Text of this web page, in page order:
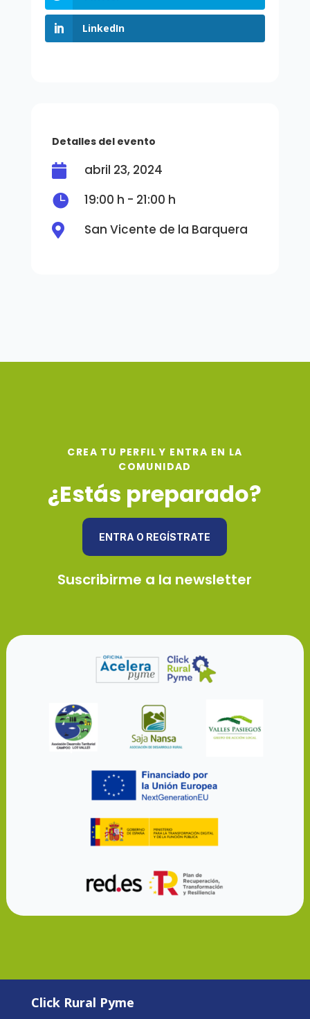
LinkedIn
Detalles del evento
 abril 23, 2024

19:00 h - 21:00 h

San Vicente de la Barquera
CREA TU PERFIL Y ENTRA EN LA
COMUNIDAD
¿Estás preparado?
ENTRA O REGÍSTRATE
Suscribirme a la newsletter
Click Rural Pyme